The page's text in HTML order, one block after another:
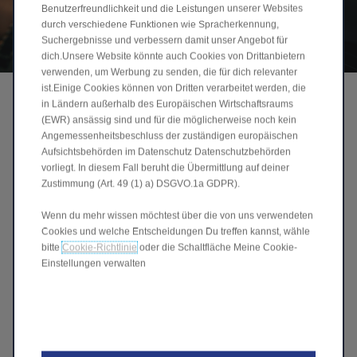
INTELLIGENTES
ENERGIEMANAGEMENT
Immer effizient, immer zuverlässig.
Der C10 Hybrid EV kombiniert das Beste der
Elektromobilität mit der Freiheit einer erweiterten
Elektromotor angetrieben, der ein reibungsloses, leises
und vollelektrisches Fahrerlebnis gewährleistet. Wenn
die Batterieladung zur Neige geht, schaltet sich
automatisch ein vorderer Verbrennungsmotor ein – aber
Benutzerfreundlichkeit und die Leistungen unserer Websites
durch verschiedene Funktionen wie Spracherkennung,
Suchergebnisse und verbessern damit unser Angebot für
dich.Unsere Website könnte auch Cookies von Drittanbietern
verwenden, um Werbung zu senden, die für dich relevanter
ist.Einige Cookies können von Dritten verarbeitet werden, die
in Ländern außerhalb des Europäischen Wirtschaftsraums
(EWR) ansässig sind und für die möglicherweise noch kein
Angemessenheitsbeschluss der zuständigen europäischen
Aufsichtsbehörden im Datenschutz Datenschutzbehörden
vorliegt. In diesem Fall beruht die Übermittlung auf deiner
Zustimmung (Art. 49 (1) a) DSGVO.1a GDPR).
Wenn du mehr wissen möchtest über die von uns verwendeten
Cookies und welche Entscheidungen Du treffen kannst, wähle
bitte Cookie-Richtlinie oder die Schaltfläche Meine Cookie-
Einstellungen verwalten